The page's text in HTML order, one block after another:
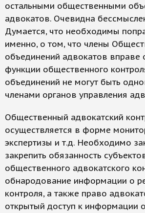
остальными общественными
адвокатов. Очевидна
Думается, что необходимы
именно, о том, что члены
объединений адвокатов вправе
функции общественного
объединений не могут быть
членами органов управления
Общественный адвокатский
осуществляется в форме
экспертизы и т.д. Необходимо
закрепить обязанность
общественного адвокатского
обнародование информации о
контроля, а также право
открытый доступ к информации